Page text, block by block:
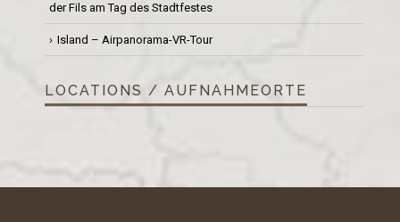
der Fils am Tag des Stadtfestes
Island – Airpanorama-VR-Tour
LOCATIONS / AUFNAHMEORTE